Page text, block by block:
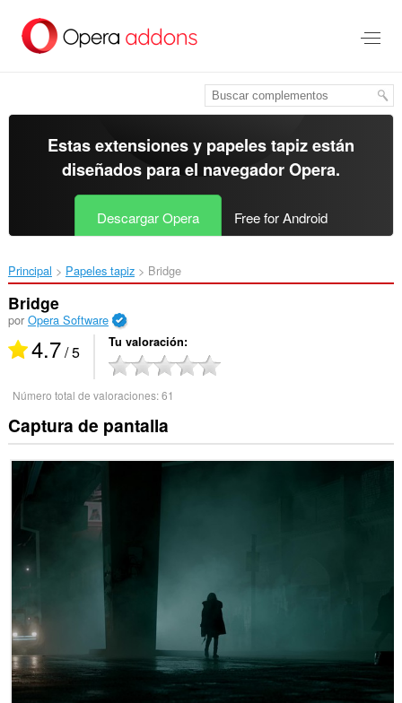
contenido
Estas extensiones y papeles tapiz están
diseñados para el navegador Opera.
Descargar Opera Free for Android
Principal Papeles tapiz Bridge‎
Bridge
por Opera Software
4.7/ 5 Tu valoración
Número total de valoraciones:61
Captura de pantalla